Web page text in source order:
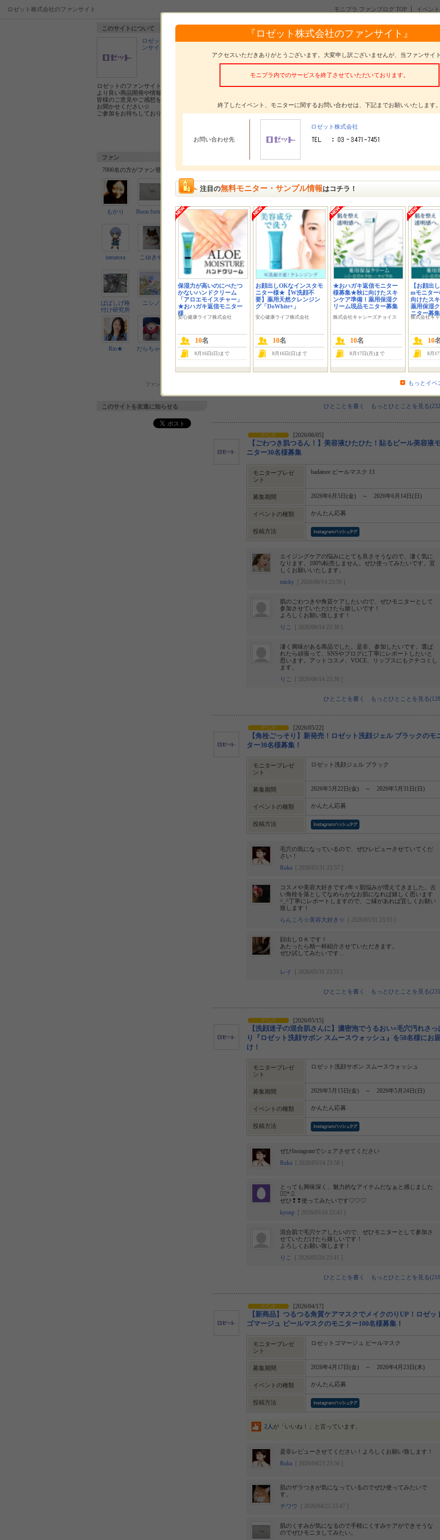
ロゼット株式会社のファンサイト モニプラ ファンブログ TOP イベン
『ロゼット株式会社のファンサイト』
アクセスいただきありがとうございます。大変申し訳ございませんが、当ファンサイ
モニプラ内でのサービスを終了させていただいております。
終了したイベント、モニターに関するお問い合わせは、下記までお願いいたします
お問い合わせ先
ロゼット株式会社
注目の無料モニター・サンプル情報はコチラ！
保湿力が高いのにべたつ
かないハンドクリーム
「アロエモイスチャー」
★おハガキ返信モニター
様
安心健康ライフ株式会社
10名
8月16日(日)まで
お顔出しOKなインスタモ
ニター様★【W洗顔不
要】薬用天然クレンジン
グ「DoWhite+」
安心健康ライフ株式会社
10名
8月16日(日)まで
★おハガキ返信モニター
様募集★秋に向けたスキ
ンケア準備！薬用保湿ク
リーム現品モニター募集
株式会社キャシーズチョイス
10名
8月17日(月)まで
【お顔出
mモニタ
向けたス
薬用保湿
ニター募集
株式会社キ
10
8月
もっとイベ
[2026/06/12]
【クレンジングバーム使い比べ！】インスタ投稿モニター30
ント
夢みる クリアブラックモイスチャー
夢みる スムースモイスチャー
募集期間 2026年6月12日(金) ～ 2026年6月21日(日)
イベントの種類 かんたん応募
投稿方法
顔出しＯＫです！
あたったら精一杯紹介させていただきます。
ぜひ試してみたいです…
レイ[ 2026/06/21 23:57 ]
ロゼット大好きでこのクレンジングバームはずっと使って
みたかったので、ぜひモニターとして参加させていただけ
たら嬉しいです！
りこ[ 2026/06/21 23:44 ]
肌の調子に合わせてクレンジングを使い分け出来たらと思
い、応募させて頂きました。メイク落ちと優しさを兼ね備
えたクレンジングバーム、ぜひ使い比べてみたいです！当
ひとことを書く もっとひとことを見る
[2026/06/05]
【ごわつき肌つるん！】美容液ひたひた！貼るピール美容液
ニター30名様募集
モニタープレゼ
ント
hadatore ピールマスク 13
募集期間 2026年6月5日(金) ～ 2026年6月14日(日)
イベントの種類 かんたん応募
投稿方法
エイジングケアの悩みにとても良さそうなので、凄く気に
なります。100%転売しません。ぜひ使ってみたいです。宜
しくお願いいたします。
micky [ 2026/06/14 23:59 ]
肌のごわつきや角質ケアしたいので、ぜひモニターとして
参加させていただけたら嬉しいです！
よろしくお願い致します！
りこ
[ 2026/06/14 23:38 ]
凄く興味がある商品でした。是非、参加したいです。選ば
れたら頑張って、SNSやブログに丁寧にレポートしたいと
思います。アットコスメ、VOCE、リップスにもクチコミし
ます。
りこ
[ 2026/06/14 23:30 ]
ひとことを書く もっとひとことを見る
[2026/05/22]
【角栓ごっそり】新発売！ロゼット洗顔ジェル ブラックのモ
ター30名様募集！
モニタープレゼ
ント
ロゼット洗顔ジェル ブラック
募集期間 2026年5月22日(金) ～ 2026年5月31日(日)
イベントの種類 かんたん応募
投稿方法
毛穴の気になっているので、ぜひレビューさせていてくだ
さい！
Ruka [ 2026/05/31 23:57 ]
コスメや美容大好きです♪年々肌悩みが増えてきました。古
い角栓を落としてなめらかなお肌になれば嬉しく思います
^⁠_⁠^丁寧にレポートしますので、ご縁があれば宜しくお願い
致します！
らんころ☆美容大好き☆ [ 2026/05/31 23:55 ]
顔出しＯＫです！
あたったら精一杯紹介させていただきます。
ぜひ試してみたいです…
レイ [ 2026/05/31 23:55 ]
ひとことを書く もっとひとことを見る
[2026/05/15]
【洗顔迷子の混合肌さんに】濃密泡でうるおい×毛穴汚れさっ
り『ロゼット洗顔サボン スムースウォッシュ』を50名様にお
け！
モニタープレゼ
ント
ロゼット洗顔サボン スムースウォッシュ
募集期間 2026年5月15日(金) ～ 2026年5月24日(日)
イベントの種類 かんたん応募
投稿方法
ぜひInstagramでシェアさせてください
Ruka [ 2026/05/24 23:58 ]
とっても興味深く、魅力的なアイテムだなぁと感じました
❁⃘*.ﾟ
ぜひ❢❣使ってみたいです♡♡♡
kyonp [ 2026/05/24 23:43 ]
混合肌で毛穴ケアしたいので、ぜひモニターとして参加さ
せていただけたら嬉しいです！
よろしくお願い致します！
りこ
[ 2026/05/24 23:41 ]
ひとことを書く もっとひとことを見る
[2026/04/17]
【新商品】つるつる角質ケアマスクでメイクのりUP！ロゼッ
ゴマージュ ピールマスクのモニター100名様募集！
モニタープレゼ
ント
ロゼットゴマージュ ピールマスク
募集期間 2026年4月17日(金) ～ 2026年4月23日(木)
イベントの種類 かんたん応募
投稿方法
2人が「いいね！」と言っています。
是非レビューさせてください！よろしくお願い致します！
Ruka [ 2026/04/23 23:56 ]
肌のザラつきが気になっているのでぜひ使ってみたいで
す。
チワウ
[ 2026/04/23 23:47 ]
肌のくすみが気になるので手軽にくすみケアができそうな
のでぜひモニタしてみたい。
このサイトについて
ロゼット株式会社のファ
ンサイト
ロゼットのファンサイトへようこそ！
より良い商品開発や情報発信のために、
皆様のご意見やご感想を
お聞かせください☆
ご参加をお待ちしております♪
ファン
7000名の方がファン登録しています。
もかり Buon fortuna あこ
tamatora こゆきや ららら
ばばしげ格
付け研究所
ニシノ うさぎ
Rin★ だらちゃん ひろ
ファン一覧へ
ファンからのコメントへ
このサイトを友達に知らせる